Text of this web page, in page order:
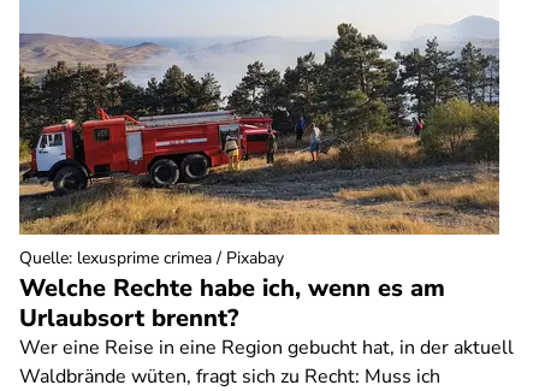
Welche Rechte habe ich, wenn es am
Urlaubsort brennt?
Wer eine Reise in eine Region gebucht hat, in der aktuell
Waldbrände wüten, fragt sich zu Recht: Muss ich
Quelle: lexusprime crimea / Pixabay